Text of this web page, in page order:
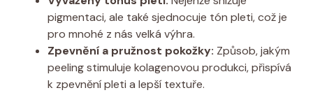
pigmentaci, ale také sjednocuje tón pleti, což je
pro mnohé z nás velká výhra.
Zpevnění a pružnost pokožky: Způsob, jakým
peeling stimuluje kolagenovou produkci, přispívá
k zpevnění pleti a lepší textuře.